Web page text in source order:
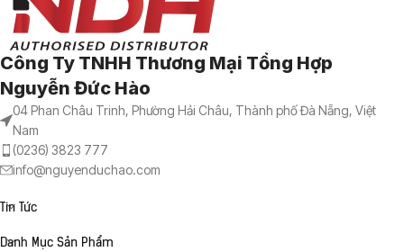
Công Ty TNHH Thương Mại Tổng Hợp
Nguyễn Đức Hào
04 Phan Châu Trinh, Phường Hải Châu, Thành phố Đà Nẵng, Việt
Nam
(0236) 3823 777
info@nguyenduchao.com
Tin Tức
Danh Mục Sản Phẩm